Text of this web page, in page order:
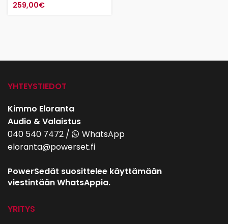
259,00€
YHTEYSTIEDOT
Kimmo Eloranta
Audio & Valaistus
040 540 7472 /
WhatsApp
eloranta@powerset.fi
PowerSedät suosittelee käyttämään
viestintään WhatsAppia.
YRITYS